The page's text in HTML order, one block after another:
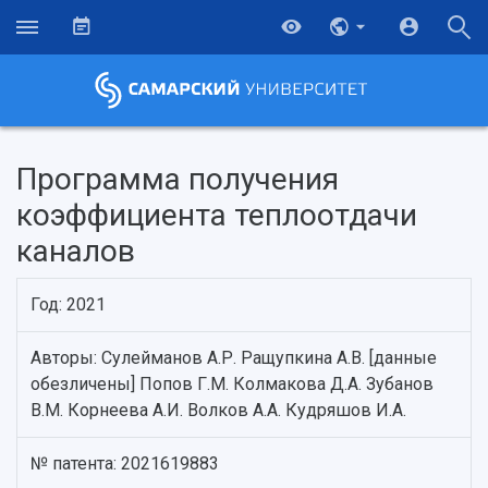
История
Главные новости
Почему я выбираю Самарский университет?
Основные научные направления
Программа получения
коэффициента теплоотдачи
каналов
Год: 2021
Авторы: Сулейманов А.Р. Ращупкина А.В. [данные
обезличены] Попов Г.М. Колмакова Д.А. Зубанов
В.М. Корнеева А.И. Волков А.А. Кудряшов И.А.
№ патента: 2021619883